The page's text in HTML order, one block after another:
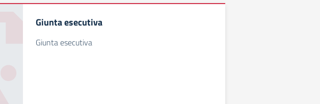
Giunta esecutiva
Giunta esecutiva